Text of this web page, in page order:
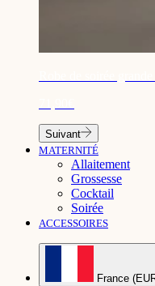
Suivant
MATERNITÉ
Allaitement
Grossesse
Cocktail
Soirée
ACCESSOIRES
France